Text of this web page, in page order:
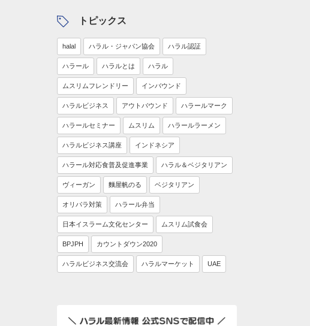
トピックス
halal ハラル・ジャパン協会 ハラル認証
ハラール ハラルとは ハラル
ムスリムフレンドリー インバウンド
ハラルビジネス アウトバウンド ハラールマーク
ハラールセミナー ムスリム ハラールラーメン
ハラルビジネス講座 インドネシア
ハラール対応食普及促進事業 ハラル＆ベジタリアン
ヴィーガン 麵屋帆のる ベジタリアン
オリパラ対策 ハラール弁当
日本イスラーム文化センター ムスリム試食会
BPJPH カウントダウン2020
ハラルビジネス交流会 ハラルマーケット UAE